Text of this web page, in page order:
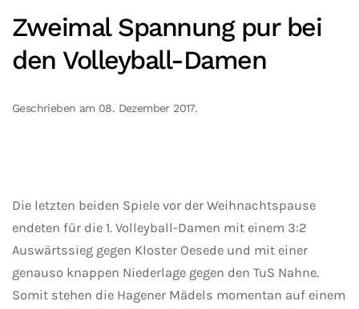
Zweimal Spannung pur bei
den Volleyball-Damen
Geschrieben am 08. Dezember 2017.
Die letzten beiden Spiele vor der Weihnachtspause
endeten für die 1. Volleyball-Damen mit einem 3:2
Auswärtssieg gegen Kloster Oesede und mit einer
genauso knappen Niederlage gegen den TuS Nahne.
Somit stehen die Hagener Mädels momentan auf einem